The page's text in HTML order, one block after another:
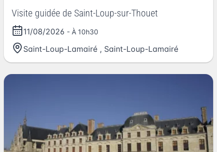
Visite guidée de Saint-Loup-sur-Thouet
11/08/2026 - À 10h30
Saint-Loup-Lamairé , Saint-Loup-Lamairé